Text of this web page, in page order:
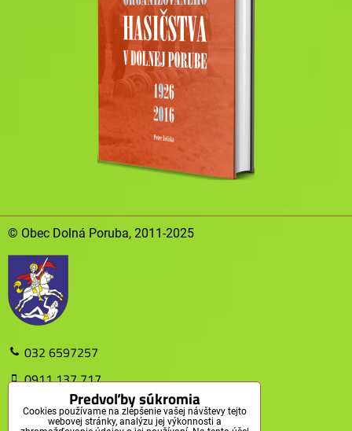
© Obec Dolná Poruba, 2011-2025
032 6597257
0911 137 717
obec@dolnaporuba.sk
Predvoľby súkromia
Cookies používame na zlepšenie vašej návštevy tejto
webovej stránky, analýzu jej výkonnosti a